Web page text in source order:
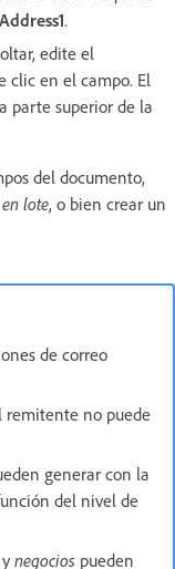
Address1.
edite el
clic en el campo. El
parte superior de la
del documento,
lote, o bien crear un
de correo
remitente no puede
generar con la
del nivel de
y negocios pueden